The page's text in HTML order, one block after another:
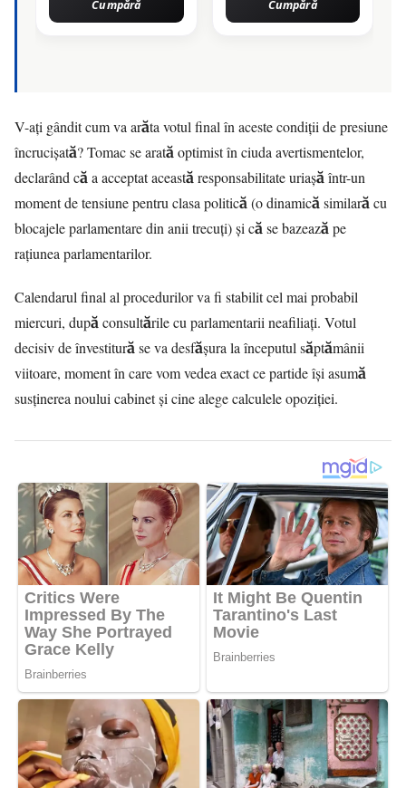
Cumpără Cumpără
V-ați gândit cum va arăta votul final în aceste condiții de presiune
încrucișată? Tomac se arată optimist în ciuda avertismentelor,
declarând că a acceptat această responsabilitate uriașă într-un
moment de tensiune pentru clasa politică (o dinamică similară cu
blocajele parlamentare din anii trecuți) și că se bazează pe
rațiunea parlamentarilor.
Calendarul final al procedurilor va fi stabilit cel mai probabil
miercuri, după consultările cu parlamentarii neafiliați. Votul
decisiv de învestitură se va desfășura la începutul săptămânii
viitoare, moment în care vom vedea exact ce partide își asumă
susținerea noului cabinet și cine alege calculele opoziției.